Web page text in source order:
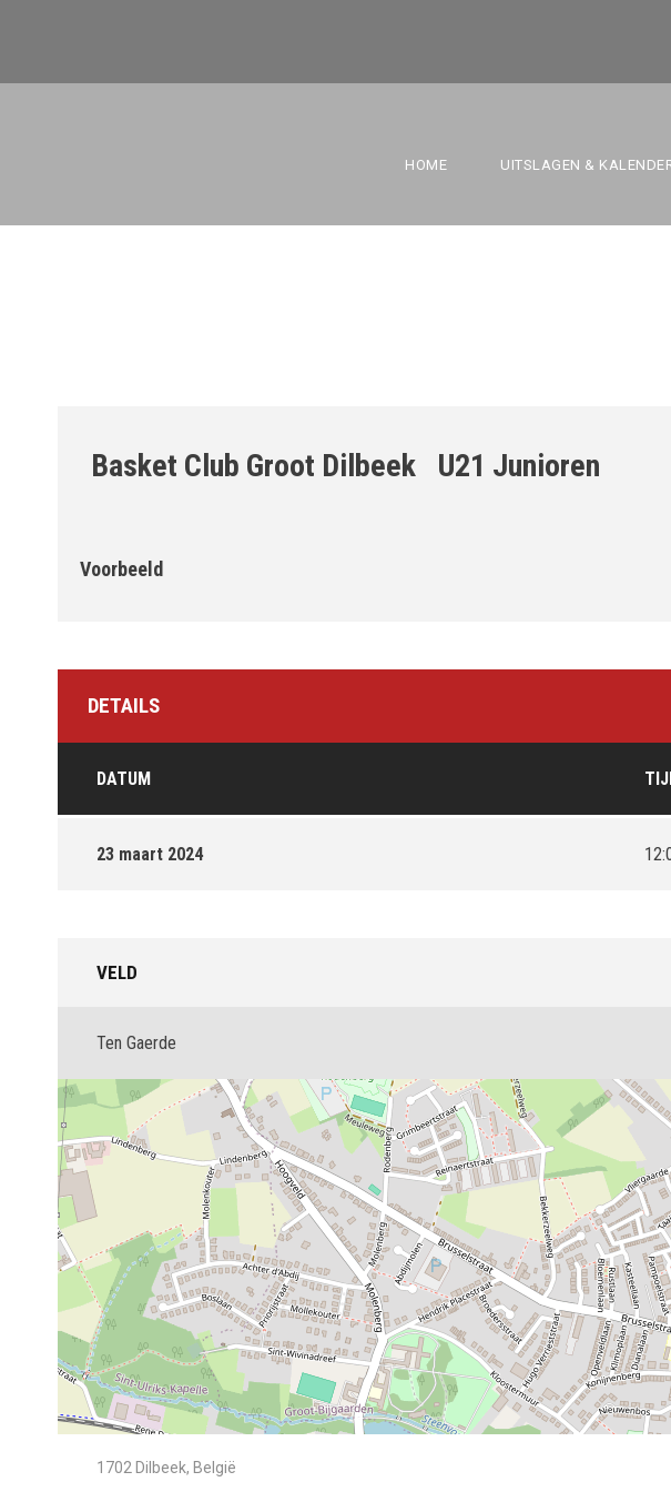
HOME UITSLAGEN &
BASKET CLUB
Basket Club Groot Dilbeek U21 Junioren
Voorbeeld
DETAILS
DATUM
23 maart 2024
VELD
Ten Gaerde
1702 Dilbeek, België